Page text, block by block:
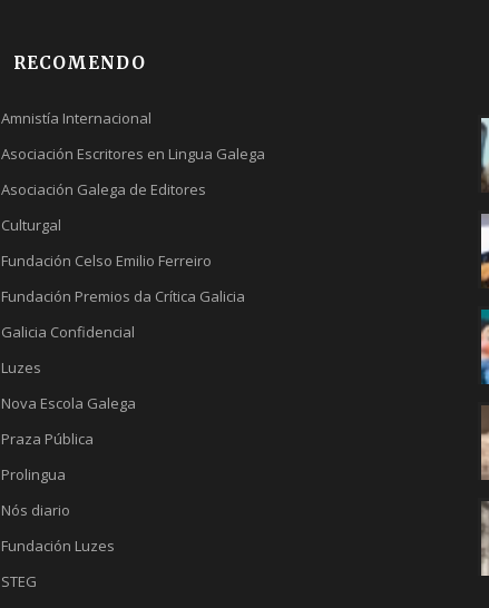
RECOMENDO
Amnistía Internacional
Asociación Escritores en Lingua Galega
Asociación Galega de Editores
Culturgal
Fundación Celso Emilio Ferreiro
Fundación Premios da Crítica Galicia
Galicia Confidencial
Luzes
Nova Escola Galega
Praza Pública
Prolingua
Nós diario
Fundación Luzes
STEG